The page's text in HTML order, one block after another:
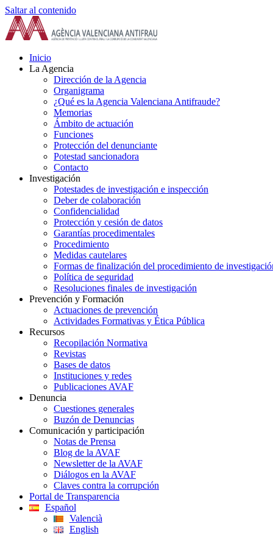
Saltar al contenido
Inicio
La Agencia
Dirección de la Agencia
Organigrama
¿Qué es la Agencia Valenciana Antifraude?
Memorias
Ámbito de actuación
Funciones
Protección del denunciante
Potestad sancionadora
Contacto
Investigación
Potestades de investigación e inspección
Deber de colaboración
Confidencialidad
Protección y cesión de datos
Garantías procedimentales
Procedimiento
Medidas cautelares
Formas de finalización del procedimiento de
Política de seguridad
Resoluciones finales de investigación
Prevención y Formación
Actuaciones de prevención
Actividades Formativas y Ética Pública
Recursos
Recopilación Normativa
Revistas
Bases de datos
Instituciones y redes
Publicaciones AVAF
Denuncia
Cuestiones generales
Buzón de Denuncias
Comunicación y participación
Notas de Prensa
Blog de la AVAF
Newsletter de la AVAF
Diálogos en la AVAF
Claves contra la corrupción
Portal de Transparencia
Español
Valencià
English